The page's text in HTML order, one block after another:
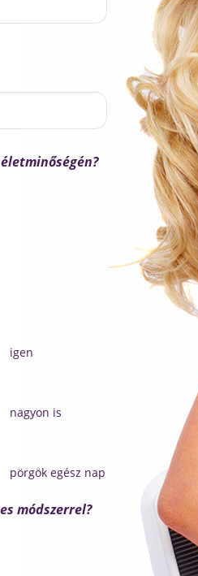
igen
nagyon is
pörgök egész nap
módszerrel?